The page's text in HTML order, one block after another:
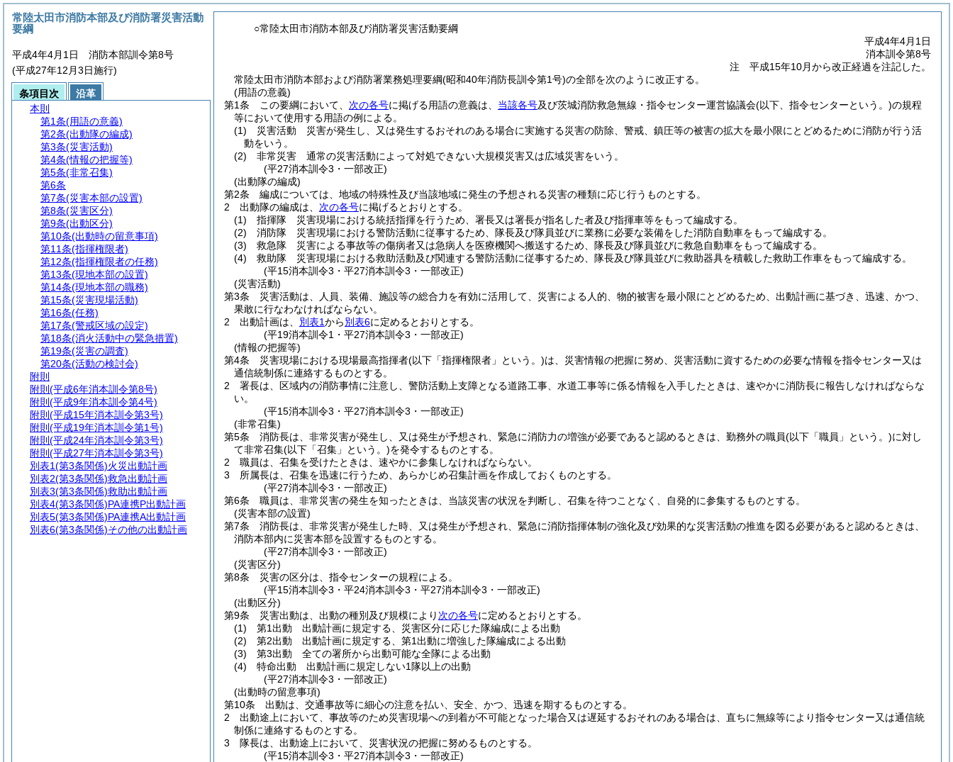
○常陸太田市消防本部及び消防署災害活動要綱
平成4年4月1日
消本訓令第8号
注 平成15年10月から改正経過を注記した。
常陸太田市消防本部および消防署業務処理要綱(昭和40年消防長訓令第1号)の全部を次のように改正する。
(用語の意義)
第1条
この要綱において、 次の各号に掲げる用語の意義は、 当該各号及び茨城消防救急無線・指令センター運営協議会(以下、指令センターという。)の規程
等において使用する用語の例による。
(1)
災害活動 災害が発生し、又は発生するおそれのある場合に実施する災害の防除、警戒、鎮圧等の被害の拡大を最小限にとどめるために消防が行う活
動をいう。
(2)
非常災害 通常の災害活動によって対処できない大規模災害又は広域災害をいう。
(平27消本訓令3・一部改正)
(出動隊の編成)
第2条
編成については、地域の特殊性及び当該地域に発生の予想される災害の種類に応じ行うものとする。
2
出動隊の編成は、 次の各号に掲げるとおりとする。
(1)
指揮隊 災害現場における統括指揮を行うため、署長又は署長が指名した者及び指揮車等をもって編成する。
(2)
消防隊 災害現場における警防活動に従事するため、隊長及び隊員並びに業務に必要な装備をした消防自動車をもって編成する。
(3)
救急隊 災害による事故等の傷病者又は急病人を医療機関へ搬送するため、隊長及び隊員並びに救急自動車をもって編成する。
(4)
救助隊 災害現場における救助活動及び関連する警防活動に従事するため、隊長及び隊員並びに救助器具を積載した救助工作車をもって編成する。
(平15消本訓令3・平27消本訓令3・一部改正)
(災害活動)
第3条
災害活動は、人員、装備、施設等の総合力を有効に活用して、災害による人的、物的被害を最小限にとどめるため、出動計画に基づき、迅速、かつ、
果敢に行なわなければならない。
2
出動計画は、 別表1から別表6に定めるとおりとする。
(平19消本訓令1・平27消本訓令3・一部改正)
(情報の把握等)
第4条
災害現場における現場最高指揮者(以下「指揮権限者」という。)は、災害情報の把握に努め、災害活動に資するための必要な情報を指令センター又は
通信統制係に連絡するものとする。
2
署長は、区域内の消防事情に注意し、警防活動上支障となる道路工事、水道工事等に係る情報を入手したときは、速やかに消防長に報告しなければならな
い。
(平15消本訓令3・平27消本訓令3・一部改正)
(非常召集)
第5条
消防長は、非常災害が発生し、又は発生が予想され、緊急に消防力の増強が必要であると認めるときは、勤務外の職員(以下「職員」という。)に対し
て非常召集(以下「召集」という。)を発令するものとする。
2
職員は、召集を受けたときは、速やかに参集しなければならない。
3
所属長は、召集を迅速に行うため、あらかじめ召集計画を作成しておくものとする。
(平27消本訓令3・一部改正)
第6条
職員は、非常災害の発生を知ったときは、当該災害の状況を判断し、召集を待つことなく、自発的に参集するものとする。
(災害本部の設置)
第7条
消防長は、非常災害が発生した時、又は発生が予想され、緊急に消防指揮体制の強化及び効果的な災害活動の推進を図る必要があると認めるときは、
消防本部内に災害本部を設置するものとする。
(平27消本訓令3・一部改正)
(災害区分)
第8条
災害の区分は、指令センターの規程による。
(平15消本訓令3・平24消本訓令3・平27消本訓令3・一部改正)
(出動区分)
第9条
災害出動は、出動の種別及び規模により 次の各号に定めるとおりとする。
(1)
第1出動 出動計画に規定する、災害区分に応じた隊編成による出動
(2)
第2出動 出動計画に規定する、第1出動に増強した隊編成による出動
(3)
第3出動 全ての署所から出動可能な全隊による出動
(4)
特命出動 出動計画に規定しない1隊以上の出動
(平27消本訓令3・一部改正)
(出動時の留意事項)
第10条
出動は、交通事故等に細心の注意を払い、安全、かつ、迅速を期するものとする。
2
出動途上において、事故等のため災害現場への到着が不可能となった場合又は遅延するおそれのある場合は、直ちに無線等により指令センター又は通信統
制係に連絡するものとする。
3
隊長は、出動途上において、災害状況の把握に努めるものとする。
(平15消本訓令3・平27消本訓令3・一部改正)
常陸太田市消防本部及び消防署災害活動
要綱
平成4年4月1日 消防本部訓令第8号
(平成27年12月3日施行)
条項目次
沿革
本則
第1条(用語の意義)
第2条(出動隊の編成)
第3条(災害活動)
第4条(情報の把握等)
第5条(非常召集)
第6条
第7条(災害本部の設置)
第8条(災害区分)
第9条(出動区分)
第10条(出動時の留意事項)
第11条(指揮権限者)
第12条(指揮権限者の任務)
第13条(現地本部の設置)
第14条(現地本部の職務)
第15条(災害現場活動)
第16条(任務)
第17条(警戒区域の設定)
第18条(消火活動中の緊急措置)
第19条(災害の調査)
第20条(活動の検討会)
附則
附則 (平成6年消本訓令第8号)
附則 (平成9年消本訓令第4号)
附則 (平成15年消本訓令第3号)
附則 (平成19年消本訓令第1号)
附則 (平成24年消本訓令第3号)
附則 (平成27年消本訓令第3号)
別表1(第3条関係)火災出動計画
別表2(第3条関係)救急出動計画
別表3(第3条関係)救助出動計画
別表4(第3条関係)PA連携P出動計画
別表5(第3条関係)PA連携A出動計画
別表6(第3条関係)その他の出動計画